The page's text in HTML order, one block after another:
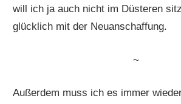
will ich ja auch nicht im Düsteren
glücklich mit der Neuanschaffung.
~
Außerdem muss ich es immer